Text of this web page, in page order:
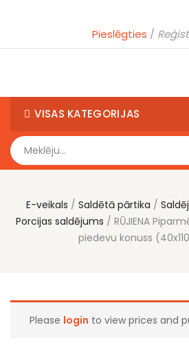
Pieslēgties
VISAS KATEGORIJAS
E-veikals Saldētā pārtika
Porcijas saldējums
RŪJIENA
piedevu konuss
Please login to view prices and